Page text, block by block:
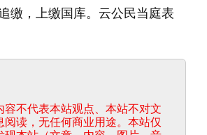
缴，上缴国库。云公民当庭表
不代表本站观点、本站不对文
读，无任何商业用途。本站仅